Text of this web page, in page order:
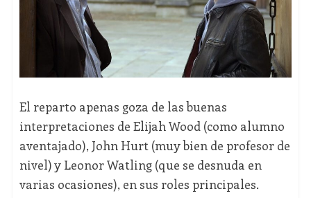
El reparto apenas goza de las buenas
interpretaciones de Elijah Wood (como alumno
aventajado), John Hurt (muy bien de profesor de
nivel) y Leonor Watling (que se desnuda en
varias ocasiones), en sus roles principales.